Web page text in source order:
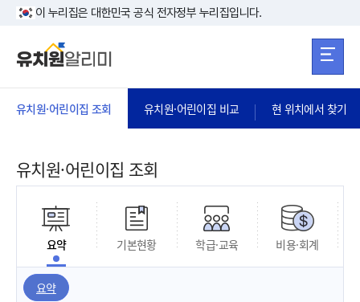
본문 바로가기
이 누리집은 대한민국 공식 전자정부 누리집입니다.
유치원·어린이집 조회 유치원·어린이집 비교 현 위치에서 찾기
유치원·어린이집 조회
요약 기본현황 학급·교육 비용·회계
요약